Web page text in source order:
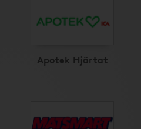
Apotek Hjärtat